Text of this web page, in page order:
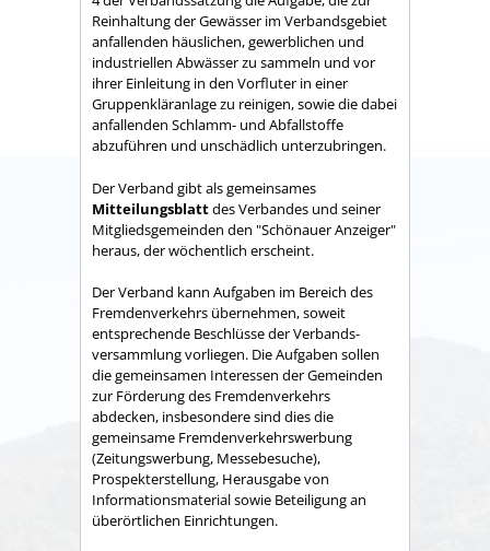
Reinhaltung der Gewässer im Verbandsgebiet
anfallenden häuslichen, gewerblichen und
industriellen Abwässer zu sammeln und vor
ihrer Einleitung in den Vorfluter in einer
Gruppenkläranlage zu reinigen, sowie die dabei
anfallenden Schlamm- und Abfallstoffe
abzuführen und unschädlich unterzubringen.
Der Verband gibt als gemeinsames
Mitteilungsblattdes Verbandes und seiner
Mitgliedsgemeinden den "Schönauer Anzeiger"
heraus, der wöchentlich erscheint.
Der Verband kann Aufgaben im Bereich des
Fremdenverkehrs übernehmen, soweit
entsprechende Beschlüsse der Verbands­
versammlung vorliegen. Die Aufgaben sollen
die gemeinsamen Interessen der Gemeinden
zur Förderung des Fremdenverkehrs
abdecken, insbesondere sind dies die
gemeinsame Fremden­verkehrswerbung
(Zeitungswerbung, Messebesuche),
Prospekter­stellung, Herausgabe von
Informationsmaterial sowie Betei­ligung an
überörtlichen Einrichtungen.